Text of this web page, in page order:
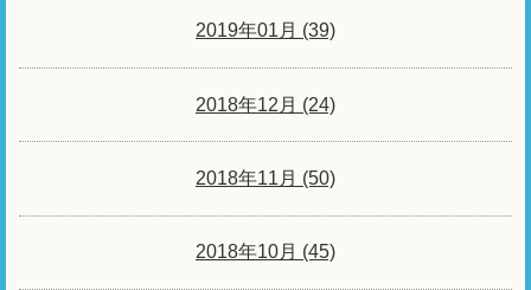
2019年01月 (39)
2018年12月 (24)
2018年11月 (50)
2018年10月 (45)